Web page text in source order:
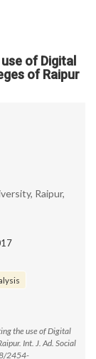
of Digital
of Raipur
Raipur,
the use of Digital
Int. J. Ad. Social
2454-